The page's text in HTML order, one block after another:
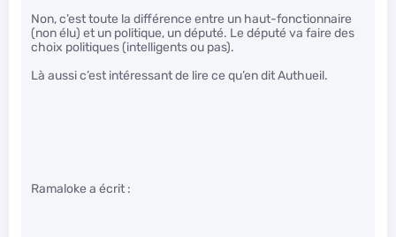
Non, c’est toute la différence entre un haut-fonctionnaire
(non élu) et un politique, un député. Le député va faire des
choix politiques (intelligents ou pas).
Là aussi c’est intéressant de lire ce qu’en dit Authueil.
Ramaloke a écrit :